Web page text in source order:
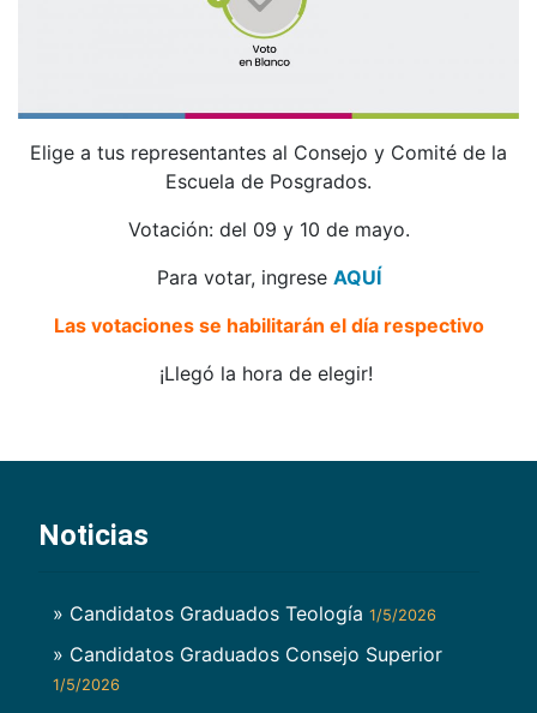
Elige a tus representantes al Consejo y Comité de la
Escuela de Posgrados.
Votación: del 09 y 10 de mayo.
Para votar, ingrese AQUÍ
Las votaciones se habilitarán el día respectivo
¡Llegó la hora de elegir!
Noticias
» Candidatos Graduados Teología 1/5/2026
» Candidatos Graduados Consejo Superior
1/5/2026